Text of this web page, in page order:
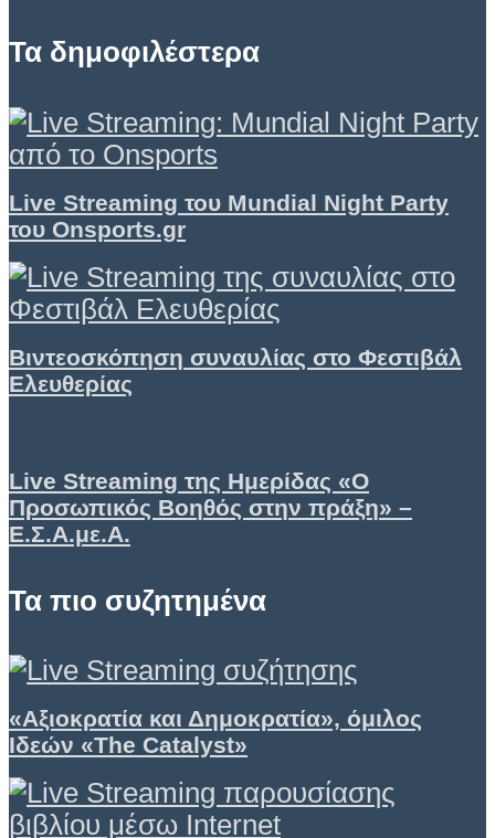
Τα δημοφιλέστερα
Live Streaming του Mundial Night Party
του Onsports.gr
Βιντεοσκόπηση συναυλίας στο Φεστιβάλ
Ελευθερίας
Live Streaming της Ημερίδας «Ο
Προσωπικός Βοηθός στην πράξη» –
Ε.Σ.Α.με.Α.
Τα πιο συζητημένα
«Αξιοκρατία και Δημοκρατία», όμιλος
Ιδεών «Τhe Catalyst»